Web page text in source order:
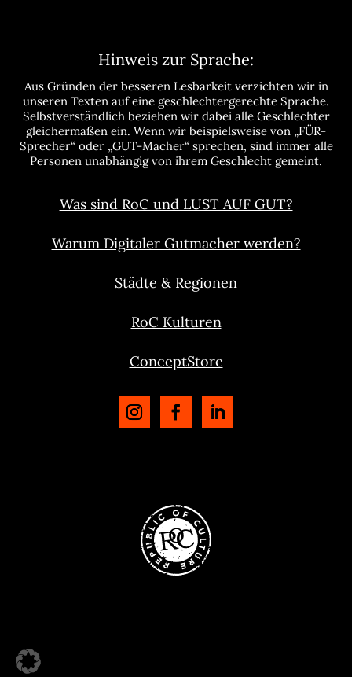
Hinweis zur Sprache:
Aus Gründen der besseren Lesbarkeit verzichten wir in
unseren Texten auf eine geschlechtergerechte Sprache.
Selbstverständlich beziehen wir dabei alle Geschlechter
gleichermaßen ein. Wenn wir beispielsweise von „FÜR-
Sprecher“ oder „GUT-Macher“ sprechen, sind immer alle
Personen unabhängig von ihrem Geschlecht gemeint.
Was sind RoC und LUST AUF GUT?
Warum Digitaler Gutmacher werden?
Städte & Regionen
RoC Kulturen
ConceptStore